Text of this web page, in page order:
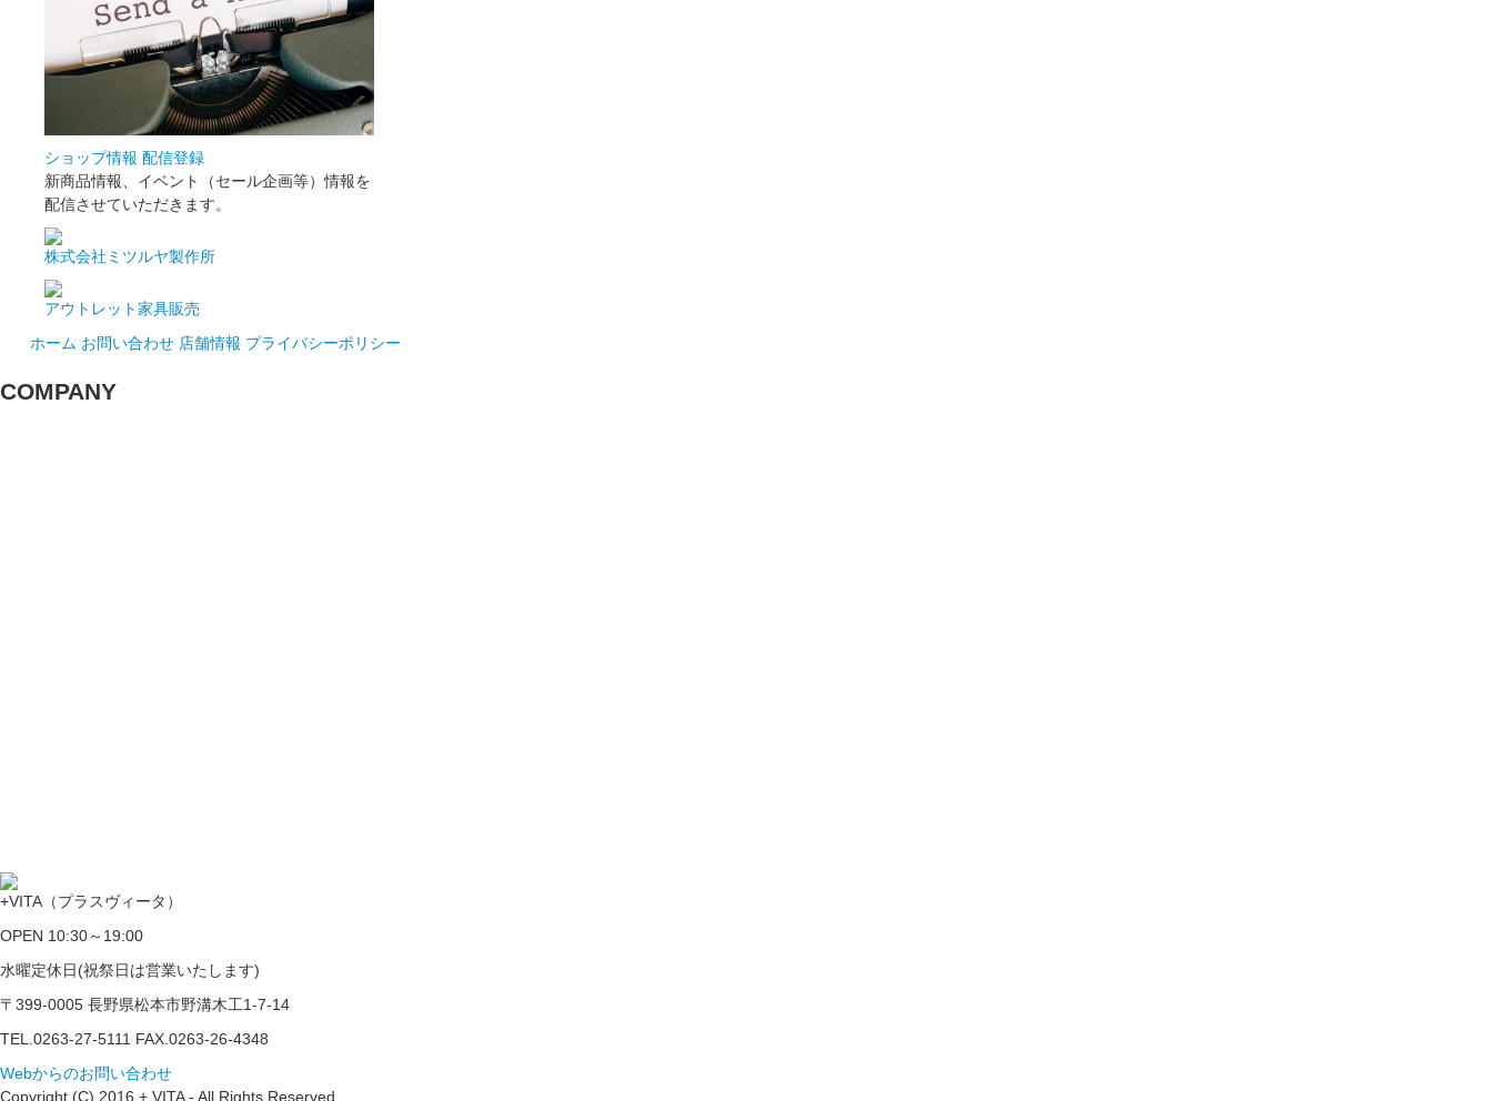
ショップ情報 配信登録
新商品情報、イベント（セール企画等）情報を
配信させていただきます。
株式会社ミツルヤ製作所
アウトレット家具販売
ホーム お問い合わせ 店舗情報 プライバシーポリシー
COMPANY
+VITA（プラスヴィータ）
OPEN 10:30～19:00
水曜定休日(祝祭日は営業いたします)
〒399-0005 長野県松本市野溝木工1-7-14
TEL.0263-27-5111 FAX.0263-26-4348
Webからのお問い合わせ
Copyright (C) 2016 + VITA - All Rights Reserved.